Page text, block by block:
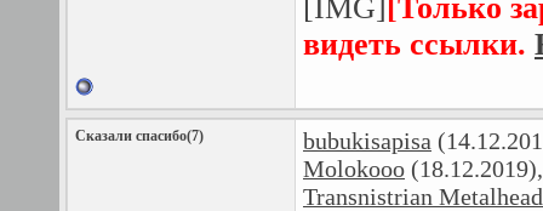
[IMG][Только
видеть ссылки.
Сказали спасибо(7) bubukisapisa
Molokooo
Transnistrian Metalhead